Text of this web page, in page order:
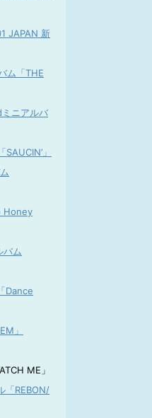
JAPAN 新
ム「THE
ニアルバ
」
Honey
バム
Dance
」
ME」
「REBON/